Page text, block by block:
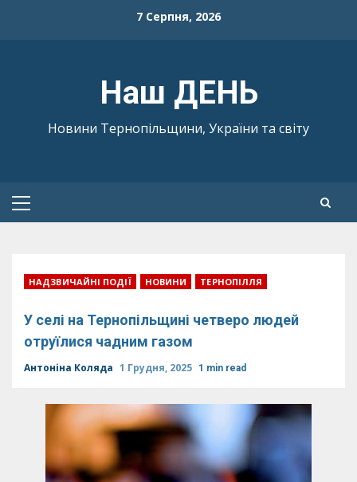
7 Серпня, 2026
Наш ДЕНЬ
Новини Тернопільщини, України та світу
Primary
НАДЗВИЧАЙНІ ПОДІЇ НОВИНИ ТЕРНОПІЛЛЯ
У селі на Тернопільщині четверо людей
отруїлися чадним газом
Антоніна Коляда 1 Грудня, 2025 1 min read